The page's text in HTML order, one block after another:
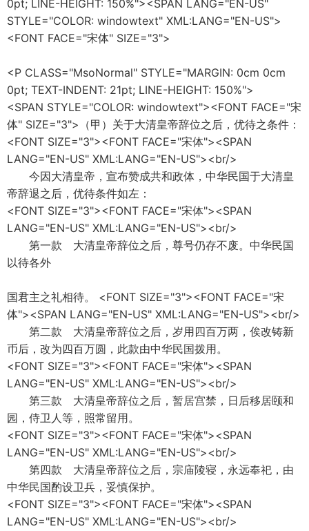
0pt; LINE-HEIGHT: 150%"><SPAN LANG="EN-US"
STYLE="COLOR: windowtext" XML:LANG="EN-US">
<FONT FACE="宋体" SIZE="3">
<P CLASS="MsoNormal" STYLE="MARGIN: 0cm 0cm
0pt; TEXT-INDENT: 21pt; LINE-HEIGHT: 150%">
<SPAN STYLE="COLOR: windowtext"><FONT FACE="宋
体" SIZE="3">（甲）关于大清皇帝辞位之后，优待之条件：
<FONT SIZE="3"><FONT FACE="宋体"><SPAN
LANG="EN-US" XML:LANG="EN-US"><br/>
今因大清皇帝，宣布赞成共和政体，中华民国于大清皇
帝辞退之后，优待条件如左：
<FONT SIZE="3"><FONT FACE="宋体"><SPAN
LANG="EN-US" XML:LANG="EN-US"><br/>
第一款 大清皇帝辞位之后，尊号仍存不废。中华民国
以待各外
国君主之礼相待。 <FONT SIZE="3"><FONT FACE="宋
体"><SPAN LANG="EN-US" XML:LANG="EN-US"><br/>
第二款 大清皇帝辞位之后，岁用四百万两，俟改铸新
币后，改为四百万圆，此款由中华民国拨用。
<FONT SIZE="3"><FONT FACE="宋体"><SPAN
LANG="EN-US" XML:LANG="EN-US"><br/>
第三款 大清皇帝辞位之后，暂居宫禁，日后移居颐和
园，侍卫人等，照常留用。
<FONT SIZE="3"><FONT FACE="宋体"><SPAN
LANG="EN-US" XML:LANG="EN-US"><br/>
第四款 大清皇帝辞位之后，宗庙陵寝，永远奉祀，由
中华民国酌设卫兵，妥慎保护。
<FONT SIZE="3"><FONT FACE="宋体"><SPAN
LANG="EN-US" XML:LANG="EN-US"><br/>